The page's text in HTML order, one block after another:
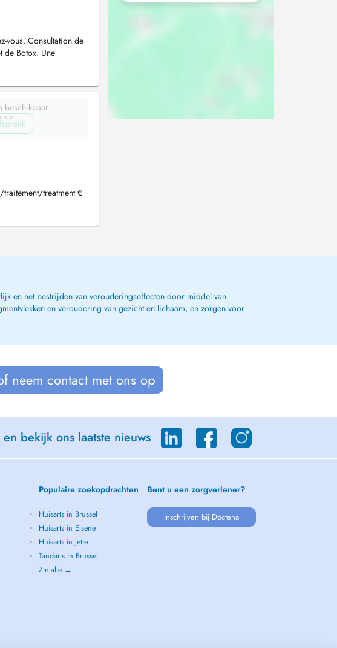
vous. Consultation de
de Botox. Une
beschikbaar
treatment €
en het bestrijden van verouderingseffecten door middel van
en veroudering van gezicht en lichaam, en zorgen voor
neem contact met ons op
bekijk ons laatste nieuws
Populaire zoekopdrachten
Huisarts in Brussel
Huisarts in Elsene
Huisarts in Jette
Tandarts in Brussel
Zie alle →
Bent u een zorgverlener?
Inschrijven bij Doctena